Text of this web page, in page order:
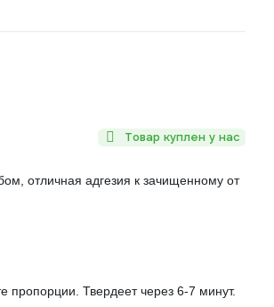
Товар куплен у нас
отличная адгезия к зачищенному от
пропорции. Твердеет через 6-7 минут.